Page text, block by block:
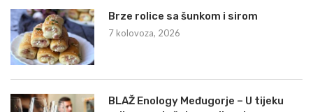
Brze rolice sa šunkom i sirom
7 kolovoza, 2026
BLAŽ Enology Međugorje – U tijeku